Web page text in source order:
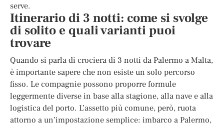
serve.
Itinerario di 3 notti: come si svolge
di solito e quali varianti puoi
trovare
Quando si parla di crociera di 3 notti da Palermo a Malta,
è importante sapere che non esiste un solo percorso
fisso. Le compagnie possono proporre formule
leggermente diverse in base alla stagione, alla nave e alla
logistica del porto. L’assetto più comune, però, ruota
attorno a un’impostazione semplice: imbarco a Palermo,